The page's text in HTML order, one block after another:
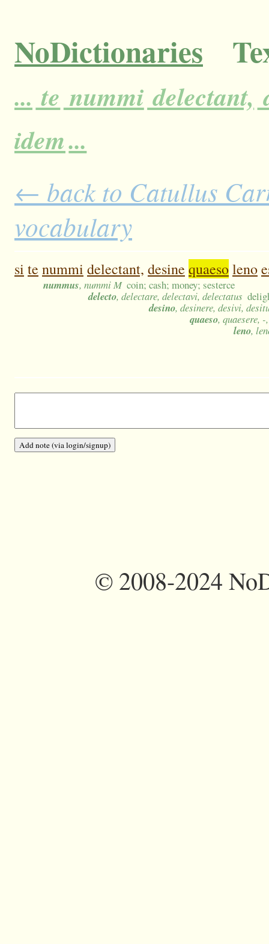
NoDictionaries
... te nummi delectant,
idem...
← back to Catullus
vocabulary
si te nummi delectant, desine quaesoleno
nummus, nummi M coin; cash; money; sesterce
delecto, delectare, delectavi, delectatus
desino, desinere, desivi,
quaeso, quaesere,
leno,
©2008-2024